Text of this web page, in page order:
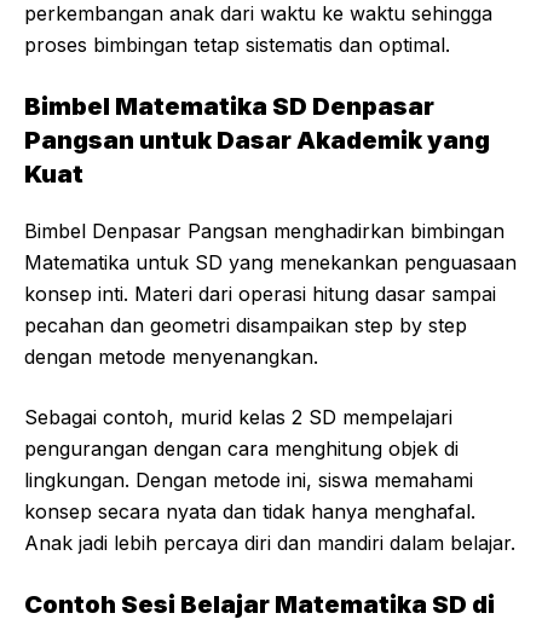
perkembangan anak dari waktu ke waktu sehingga
proses bimbingan tetap sistematis dan optimal.
Bimbel Matematika SD Denpasar
Pangsan untuk Dasar Akademik yang
Kuat
Bimbel Denpasar Pangsan menghadirkan bimbingan
Matematika untuk SD yang menekankan penguasaan
konsep inti. Materi dari operasi hitung dasar sampai
pecahan dan geometri disampaikan step by step
dengan metode menyenangkan.
Sebagai contoh, murid kelas 2 SD mempelajari
pengurangan dengan cara menghitung objek di
lingkungan. Dengan metode ini, siswa memahami
konsep secara nyata dan tidak hanya menghafal.
Anak jadi lebih percaya diri dan mandiri dalam belajar.
Contoh Sesi Belajar Matematika SD di